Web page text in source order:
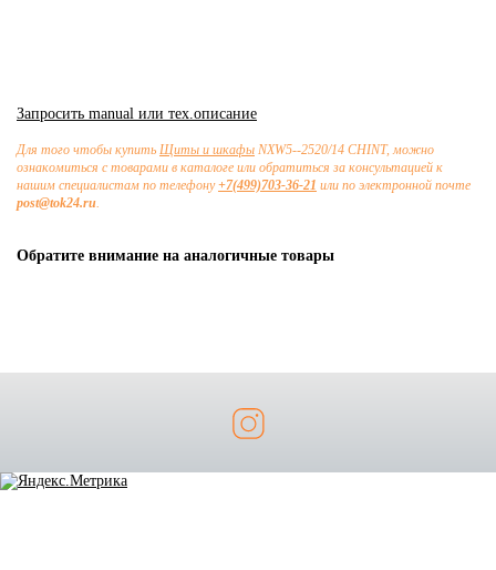
Запросить manual или тех.описание
Для того чтобы купить Щиты и шкафы NXW5--2520/14 CHINT, можно
ознакомиться с товарами в каталоге или обратиться за консультацией к
нашим специалистам по телефону+7(499)703-36-21 или по электронной почте
post@tok24.ru.
Обратите внимание на аналогичные товары